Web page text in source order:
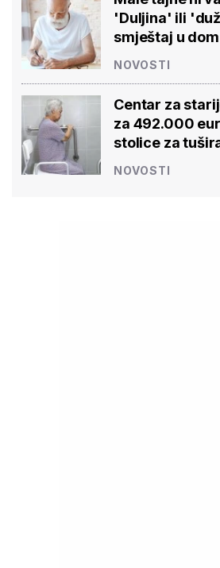
'Duljina' ili
smještaj u
NOVOSTI
Centar za
za 492.000
stolice za
NOVOSTI